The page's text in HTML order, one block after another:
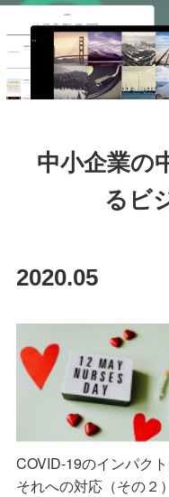
中小企業の
るビ
2020.05
COVID-19のインパク
それへの対応（その２）